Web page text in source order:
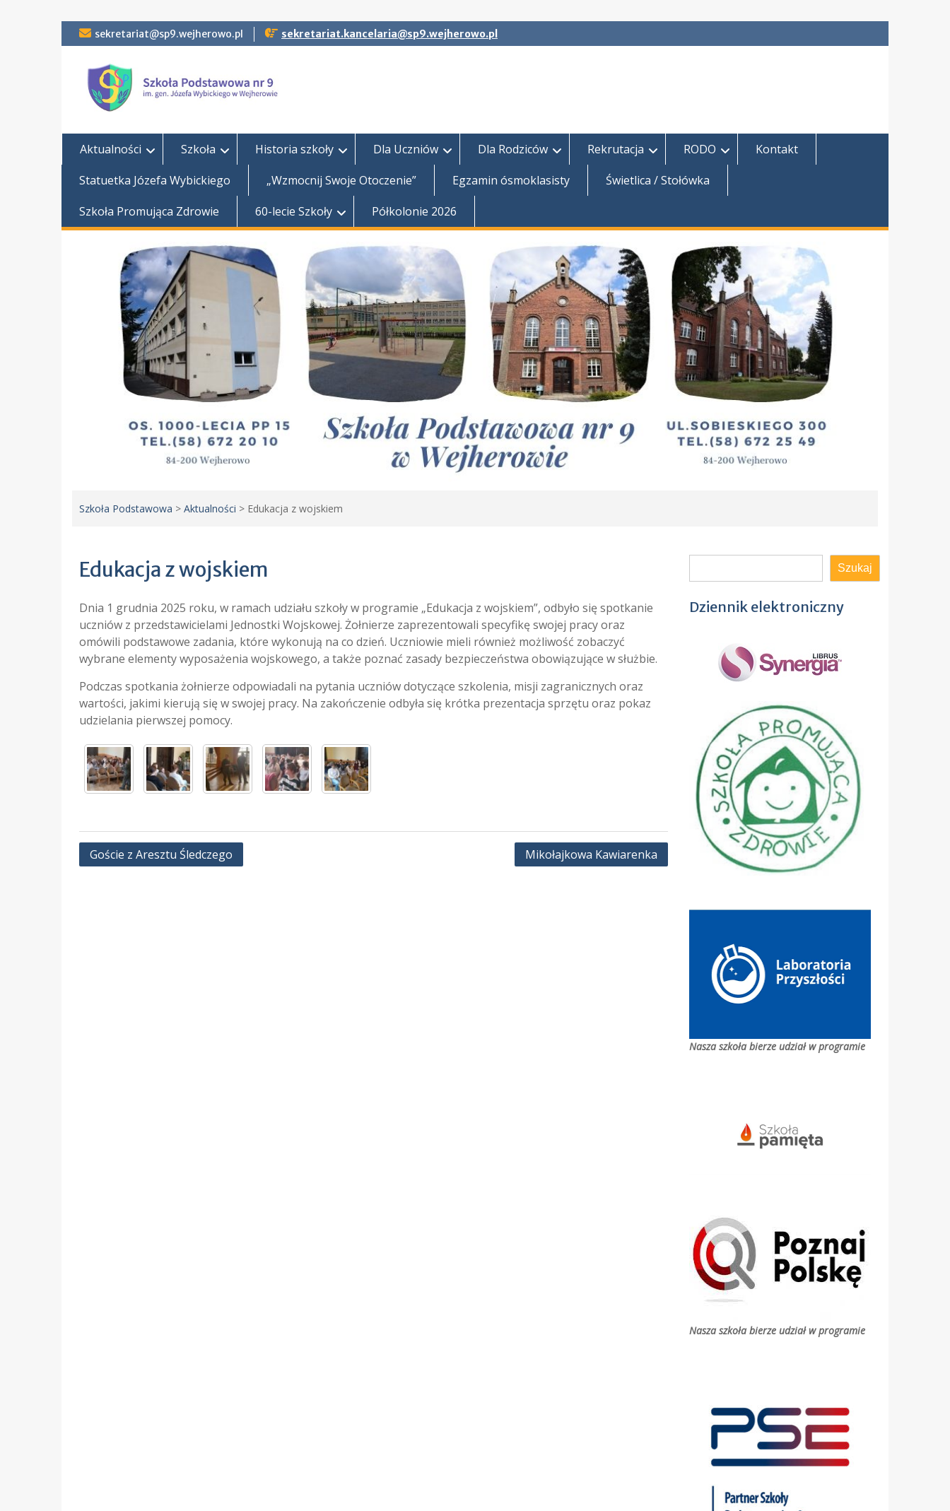
Skip
to
sekretariat@sp9.wejherowo.pl sekretariat.kancelaria@sp9.wejherowo.pl
Aktualności Szkoła Historia szkoły Dla Uczniów Dla Rodziców Rekrutacja RODO
Kontakt
Statuetka Józefa Wybickiego
„Wzmocnij Swoje Otoczenie” Egzamin ósmoklasisty
Świetlica / Stołówka
Szkoła Promująca Zdrowie
60-lecie Szkoły Półkolonie 2026
Szkoła Podstawowa > Aktualności > Edukacja z wojskiem
Edukacja z wojskiem
Dnia 1 grudnia 2025 roku, w ramach udziału szkoły w programie „Edukacja z wojskiem”, odbyło się spotkanie
uczniów z przedstawicielami Jednostki Wojskowej. Żołnierze zaprezentowali specyfikę swojej pracy oraz
omówili podstawowe zadania, które wykonują na co dzień. Uczniowie mieli również możliwość zobaczyć
wybrane elementy wyposażenia wojskowego, a także poznać zasady bezpieczeństwa obowiązujące w służbie.
Podczas spotkania żołnierze odpowiadali na pytania uczniów dotyczące szkolenia, misji zagranicznych oraz
wartości, jakimi kierują się w swojej pracy. Na zakończenie odbyła się krótka prezentacja sprzętu oraz pokaz
udzielania pierwszej pomocy.
Nawigacja
Goście z Aresztu Śledczego Mikołajkowa Kawiarenka
Szukaj
Dziennik elektroniczny
Nasza szkoła bierze udział w programie
Nasza szkoła bierze udział w programie